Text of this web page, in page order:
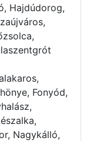
Hajdúdorog,
Fonyód,
Nagykálló,